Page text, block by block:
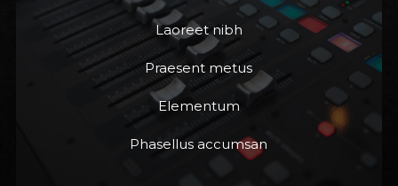
Laoreet nibh
Praesent metus
Elementum
Phasellus accumsan